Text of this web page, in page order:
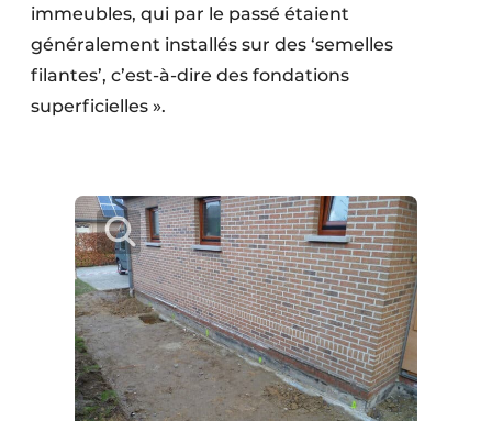
immeubles, qui par le passé étaient
généralement installés sur des ‘semelles
filantes’, c’est-à-dire des fondations
superficielles ».